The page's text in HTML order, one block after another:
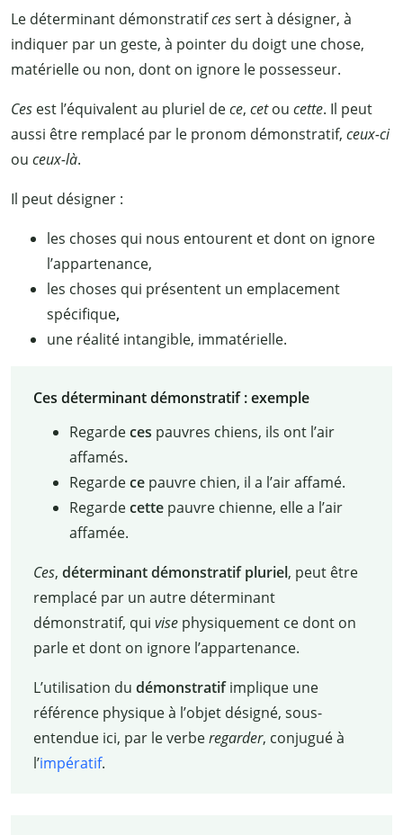
Le déterminant démonstratifcessert à désigner, à
indiquer par un geste, à pointer du doigt une chose,
matérielle ou non, dont on ignore le possesseur.
Ces est l’équivalent au pluriel dece, cetou cette. Il peut
aussi être remplacé par le pronom démonstratif, ceux-ci
ou ceux-là.
Il peut désigner :
les choses qui nous entourent et dont on ignore
l’appartenance,
les choses qui présentent un emplacement
spécifique,
une réalité intangible, immatérielle.
Ces déterminant démonstratif : exemple
Regardeces pauvres chiens, ils ont l’air
affamés.
Regardecepauvre chien, il a l’air affamé.
Regardecettepauvre chienne, elle a l’air
affamée.
Ces, déterminant démonstratif pluriel, peut être
remplacé par un autre déterminant
démonstratif, qui visephysiquement ce dont on
parle et dont on ignore l’appartenance.
L’utilisation du démonstratifimplique une
référence physique à l’objet désigné, sous-
entendue ici, par le verberegarder, conjugué à
l’impératif.